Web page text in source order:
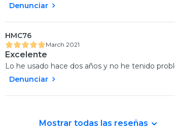
Denunciar
HMC76
March 2021
Excelente
Lo he usado hace dos años y no he tenido
Denunciar
Mostrar todas las reseñas